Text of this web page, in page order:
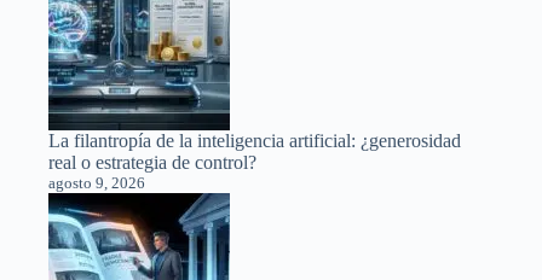
La filantropía de la inteligencia artificial: ¿generosidad
real o estrategia de control?
agosto 9, 2026